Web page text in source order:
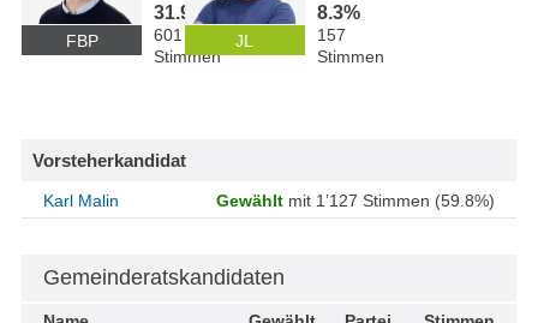
FBP
31.9%
601
Stimmen
JL
8.3%
157
Stimmen
Vorsteherkandidat
Karl Malin Gewählt mit 1’127 Stimmen (59.8%)
Gemeinderatskandidaten